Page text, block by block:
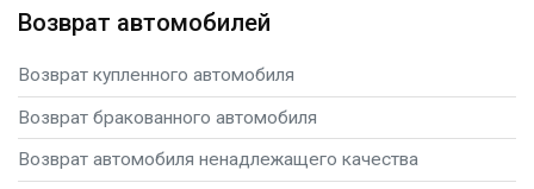
Возврат автомобилей
Возврат купленного автомобиля
Возврат бракованного автомобиля
Возврат автомобиля ненадлежащего качества